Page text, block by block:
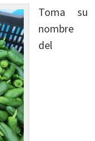
Toma su
nombre
del